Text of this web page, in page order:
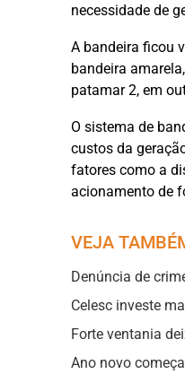
necessidade de
A bandeira ficou
bandeira
patamar 2, em
O sistema de
custos da
fatores como a
acionamento de
VEJA
Denúncia de
Celesc investe
Forte ventania
Ano novo